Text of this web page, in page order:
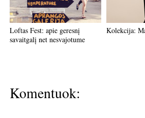
Loftas Fest: apie geresnį
savaitgalį net nesvajotume
Kolekcija:
Komentuok: